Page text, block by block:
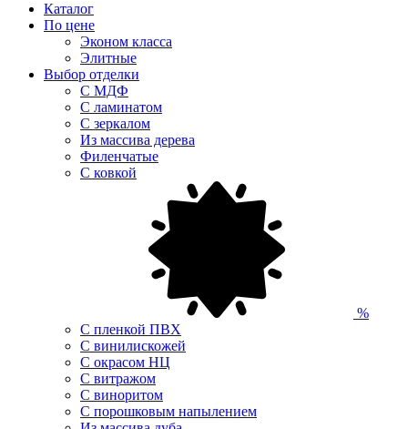
Каталог
По цене
Эконом класса
Элитные
Выбор отделки
С МДФ
С ламинатом
С зеркалом
Из массива дерева
Филенчатые
С ковкой
%
С пленкой ПВХ
С винилискожей
С окрасом НЦ
С витражом
С виноритом
С порошковым напылением